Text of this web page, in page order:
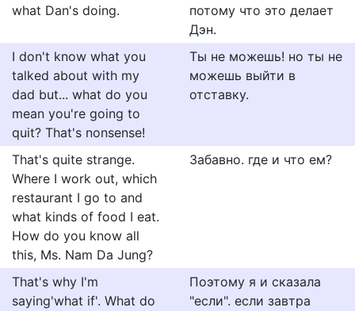
what Dan's doing.
потому что это делает
Дэн.
I don't know what you
talked about with my
dad but... what do you
mean you're going to
quit? That's nonsense!
Ты не можешь! но ты не
можешь выйти в
отставку.
That's quite strange.
Where I work out, which
restaurant I go to and
what kinds of food I eat.
How do you know all
this, Ms. Nam Da Jung?
Забавно. где и что ем?
That's why I'm
saying'what if'. What do
Поэтому я и сказала
"если". если завтра